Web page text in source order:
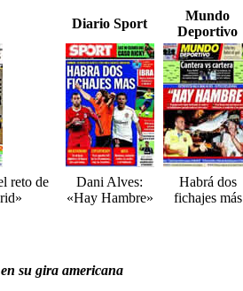
Diario Sport
Mundo
Deportivo
reto de
Dani Alves:
«Hay Hambre»
Habrá dos
fichajes más
su gira americana